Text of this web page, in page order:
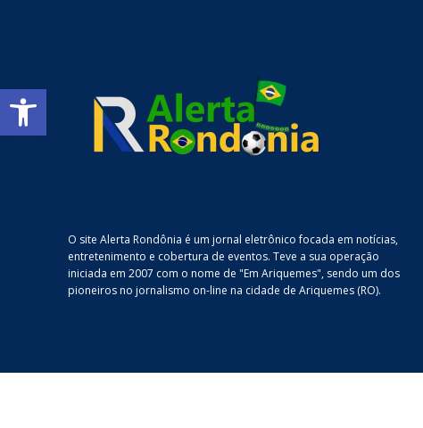
Abrir a barra de ferramentas
O site Alerta Rondônia é um jornal eletrônico focada em notícias,
entretenimento e cobertura de eventos. Teve a sua operação
iniciada em 2007 com o nome de "Em Ariquemes", sendo um dos
pioneiros no jornalismo on-line na cidade de Ariquemes (RO).